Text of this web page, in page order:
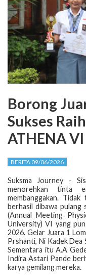
Borong
Sukses
ATHENA VI
BERITA 09/06/2026
Suksma Journey -
menorehkan tinta
membanggakan.
berhasil dibawa pulang
(Annual Meeting
University) VI yang
2026. Gelar Juara 1
Prshanti, Ni Kadek Dea
Sementara itu A.A
Indira Astari Pande
karya gemilang mereka.